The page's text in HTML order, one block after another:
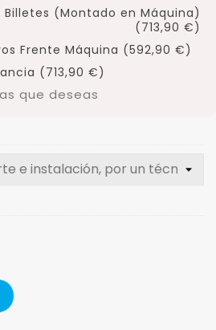
(Montado en Máquina)
(713,90 €)
Frente Máquina (592,90 €)
(713,90 €)
que deseas